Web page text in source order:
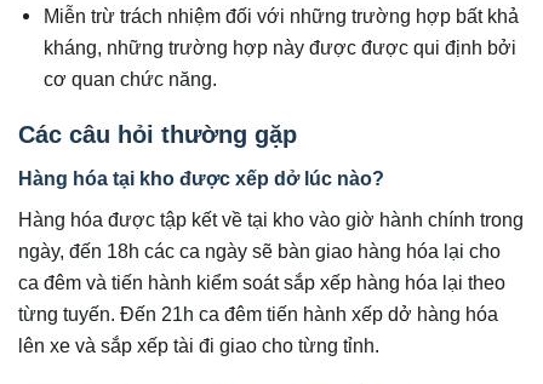
Miễn trừ trách nhiệm đối với những trường hợp bất khả
kháng, những trường hợp này được được qui định bởi
cơ quan chức năng.
Các câu hỏi thường gặp
Hàng hóa tại kho được xếp dở lúc nào?
Hàng hóa được tập kết về tại kho vào giờ hành chính trong
ngày, đến 18h các ca ngày sẽ bàn giao hàng hóa lại cho
ca đêm và tiến hành kiểm soát sắp xếp hàng hóa lại theo
từng tuyến. Đến 21h ca đêm tiến hành xếp dở hàng hóa
lên xe và sắp xếp tài đi giao cho từng tỉnh.